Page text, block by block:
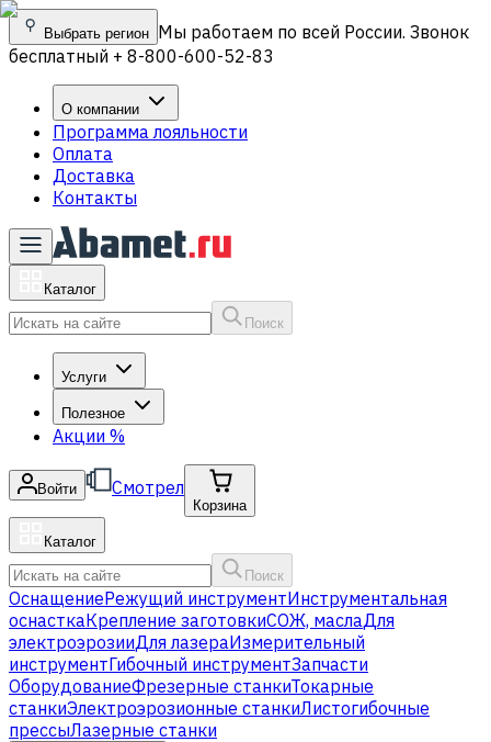
Выбрать регион Мы работаем по всей России. Звонок
бесплатный + 8-800-600-52-83
О компании
Программа лояльности
Оплата
Доставка
Контакты
Каталог
Поиск
Услуги
Полезное
Акции %
Войти Смотрел
Корзина
Каталог
Поиск
ОснащениеРежущий инструментИнструментальная
оснасткаКрепление заготовкиСОЖ, маслаДля
электроэрозииДля лазераИзмерительный
инструментГибочный инструментЗапчасти
ОборудованиеФрезерные станкиТокарные
станкиЭлектроэрозионные станкиЛистогибочные
прессыЛазерные станки